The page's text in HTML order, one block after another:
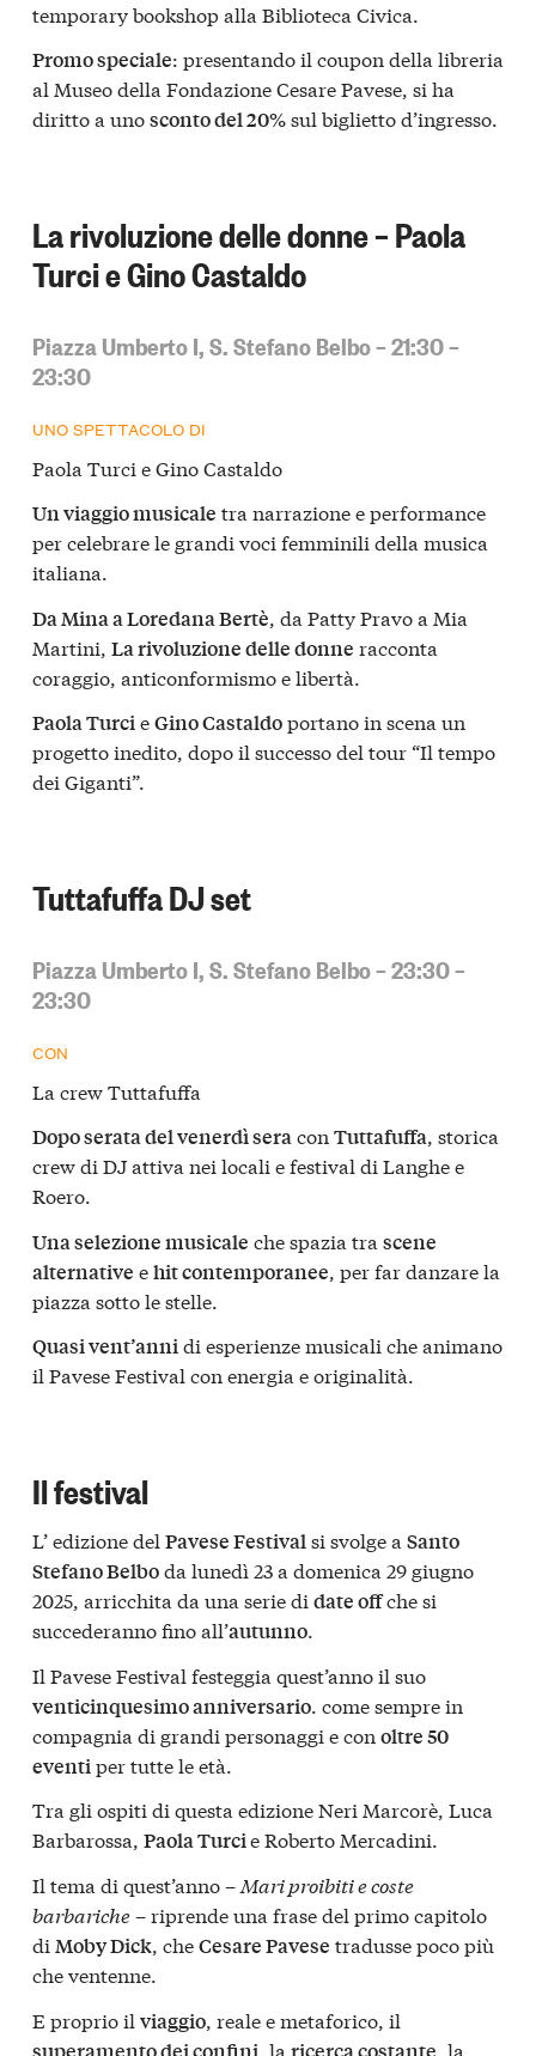
temporary bookshop alla Biblioteca Civica.
Promo speciale: presentando il coupon della libreria
al Museo della Fondazione Cesare Pavese, si ha
diritto a unosconto del 20%sul biglietto d’ingresso.
La rivoluzione delle donne – Paola
Turci e Gino Castaldo
Piazza Umberto I, S. Stefano Belbo – 21:30 –
23:30
UNO SPETTACOLO DI
Paola Turci e Gino Castaldo
Un viaggio musicale tra narrazione e performance
per celebrare le grandi voci femminili della musica
italiana.
Da Mina a Loredana Bertè, da Patty Pravo a Mia
Martini, La rivoluzione delle donne racconta
coraggio, anticonformismo e libertà.
Paola TurcieGino Castaldoportano in scena un
progetto inedito, dopo il successo del tour “Il tempo
dei Giganti”.
Tuttafuffa DJ set
Piazza Umberto I, S. Stefano Belbo – 23:30 –
23:30
CON
La crew Tuttafuffa
Dopo serata del venerdì seracon Tuttafuffa, storica
crew di DJ attiva nei locali e festival di Langhe e
Roero.
Una selezione musicale che spazia tra scene
alternative ehit contemporanee, per far danzare la
piazza sotto le stelle.
Quasi vent’annidi esperienze musicali che animano
il Pavese Festival con energia e originalità.
Il festival
L’ edizione del Pavese Festivalsi svolge a Santo
Stefano Belboda lunedì 23 a domenica 29 giugno
2025, arricchita da una serie di date offche si
succederanno fino all’autunno.
Il Pavese Festival festeggia quest’anno il suo
venticinquesimo anniversario. come sempre in
compagnia di grandi personaggi e con oltre 50
eventiper tutte le età.
Tra gli ospiti di questa edizioneNeri Marcorè, Luca
Barbarossa, Paola TurcieRoberto Mercadini.
Il tema di quest’anno –Mari proibiti e coste
barbariche– riprende una frase del primo capitolo
di Moby Dick, cheCesare Pavese tradusse poco più
che ventenne.
E proprio il viaggio , reale e metaforico, il
superamento dei confini , la ricerca costante , la